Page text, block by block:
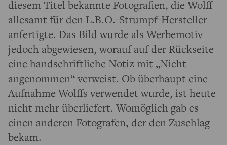
diesem Titel bekannte Fotografien, die Wolff
allesamt für den L.B.O.-Strumpf-Hersteller
anfertigte. Das Bild wurde als Werbemotiv
jedoch abgewiesen, worauf auf der Rückseite
eine handschriftliche Notiz mit „Nicht
angenommen“ verweist. Ob überhaupt eine
Aufnahme Wolffs verwendet wurde, ist heute
nicht mehr überliefert. Womöglich gab es
einen anderen Fotografen, der den Zuschlag
bekam.